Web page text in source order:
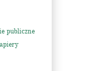
publiczne